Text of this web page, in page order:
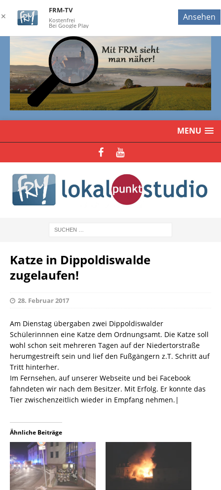
MENU
Katze in Dippoldiswalde
zugelaufen!
28. Februar 2017
Am Dienstag übergaben zwei Dippoldiswalder
Schülerinnnen eine Katze dem Ordnungsamt. Die Katze soll
wohl schon seit mehreren Tagen auf der Niedertorstraße
herumgestreift sein und lief den Fußgängern z.T. Schritt auf
Tritt hinterher.
Im Fernsehen, auf unserer Webseite und bei Facebook
fahndeten wir nach dem Besitzer. Mit Erfolg. Er konnte das
Tier zwischenzeitlich wieder in Empfang nehmen.|
Ähnliche Beiträge
✕
FRM-TV
Kostenfrei
Bei Google Play
Ansehen